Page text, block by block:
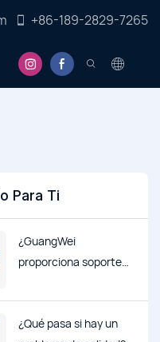
+86-189-2829-7265
CENTRO DE
Para Ti
¿GuangWei
proporciona soporte
ingeniería?
¿Qué pasa si hay un